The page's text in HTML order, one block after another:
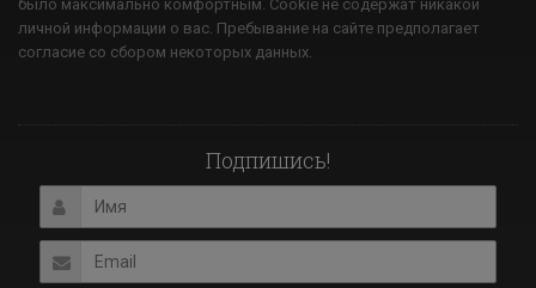
было максимально комфортным. Cookie не содержат никакой
личной информации о вас. Пребывание на сайте предполагает
согласие со сбором некоторых данных.
Подпишись!